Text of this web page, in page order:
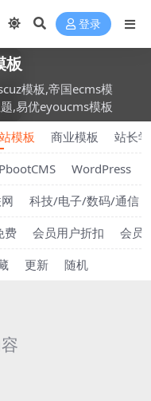
登录
板
模板,帝国ecms模
,易优eyoucms模板
模板 商业模板
站长
PbootCMS WordPress
科技/电子/数码/通信
费 会员用户折扣
会员
更新 随机